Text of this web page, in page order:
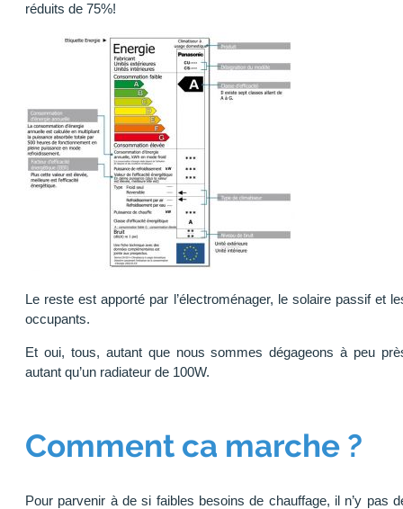
réduits de 75%!
Le reste est apporté par l’électroménager, le solaire passif et
occupants.
Et oui, tous, autant que nous sommes dégageons à peu
autant qu’un radiateur de 100W.
Comment ca marche ?
Pour parvenir à de si faibles besoins de chauffage, il n’y pas